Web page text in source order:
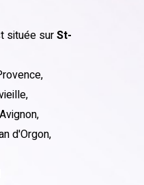
située surSt-
d'Orgon,